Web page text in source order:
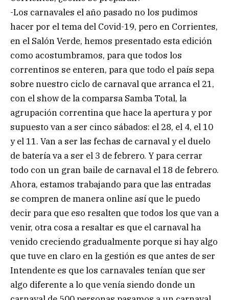
-Los carnavales el año pasado no los pudimos
hacer por el tema del Covid-19, pero en Corrientes,
en el Salón Verde, hemos presentado esta edición
como acostumbramos, para que todos los
correntinos se enteren, para que todo el país sepa
sobre nuestro ciclo de carnaval que arranca el 21,
con el show de la comparsa Samba Total, la
agrupación correntina que hace la apertura y por
supuesto van a ser cinco sábados: el 28, el 4, el 10
y el 11. Van a ser las fechas de carnaval y el duelo
de batería va a ser el 3 de febrero. Y para cerrar
todo con un gran baile de carnaval el 18 de febrero.
Ahora, estamos trabajando para que las entradas
se compren de manera online así que le puedo
decir para que eso resalten que todos los que van a
venir, otra cosa a resaltar es que el carnaval ha
venido creciendo gradualmente porque si hay algo
que tuve en claro en la gestión es que antes de ser
Intendente es que los carnavales tenían que ser
algo diferente a lo que venía siendo donde un